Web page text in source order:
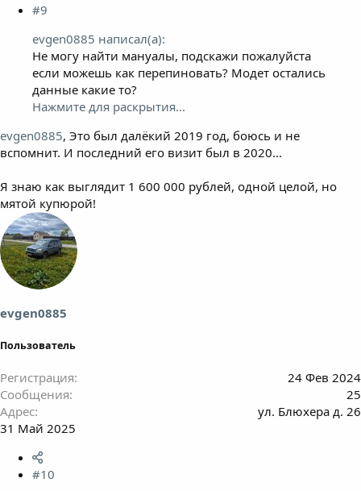
#9
evgen0885 написал(а):
Не могу найти мануалы, подскажи пожалуйста
если можешь как перепиновать? Модет остались
данные какие то?
Нажмите для раскрытия...
evgen0885, Это был далёкий 2019 год, боюсь и не
вспомнит. И последний его визит был в 2020...
Я знаю как выглядит 1 600 000 рублей, одной целой, но
мятой купюрой!
evgen0885
Пользователь
Регистрация
24 Фев 2024
Сообщения
25
Адрес
ул. Блюхера д. 26
31 Май 2025
#10